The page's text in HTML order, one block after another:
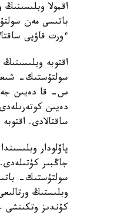
اقمولا
باتىسى مەن
ءورت قاۋپى
اقتوبە
دەيىن
ساقتالادى.
پاۆلودار
جاڭبىر
وبلىستىڭ
كۇندىز وتكىنشى جاڭبىر